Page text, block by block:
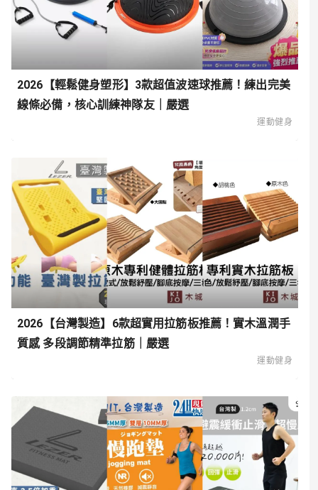
2026【輕鬆健身塑形】3款超值波速球推薦！練出完美
線條必備，核心訓練神隊友｜嚴選
運動健身
2026【台灣製造】6款超實用拉筋板推薦！實木溫潤手
質感 多段調節精準拉筋｜嚴選
運動健身